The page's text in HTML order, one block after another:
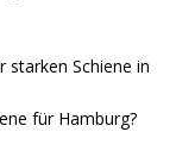
starken Schiene in
für Hamburg?